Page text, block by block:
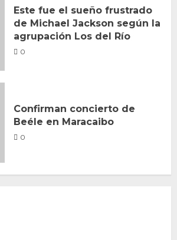
Este fue el sueño frustrado
de Michael Jackson según la
agrupación Los del Río
0
Confirman concierto de
Beéle en Maracaibo
0